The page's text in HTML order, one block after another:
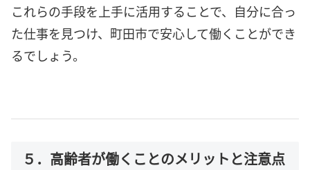
これらの手段を上手に活用することで、自分に合っ
た仕事を見つけ、町田市で安心して働くことができ
るでしょう。
５．高齢者が働くことのメリットと注意点